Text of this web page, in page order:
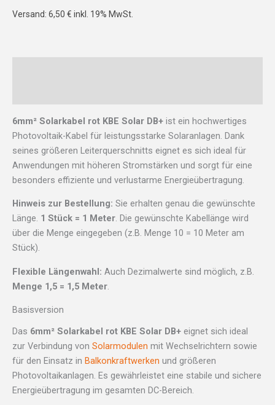
Versand: 6,50 € inkl. 19% MwSt.
6mm² Solarkabel rot KBE Solar DB+ ist ein hochwertiges
Photovoltaik-Kabel für leistungsstarke Solaranlagen. Dank
seines größeren Leiterquerschnitts eignet es sich ideal für
Anwendungen mit höheren Stromstärken und sorgt für eine
besonders effiziente und verlustarme Energieübertragung.
Hinweis zur Bestellung: Sie erhalten genau die gewünschte
Länge. 1 Stück = 1 Meter. Die gewünschte Kabellänge wird
über die Menge eingegeben (z.B. Menge 10 = 10 Meter am
Stück).
Flexible Längenwahl: Auch Dezimalwerte sind möglich, z.B.
Menge 1,5 = 1,5 Meter.
Basisversion
Das 6mm² Solarkabel rot KBE Solar DB+ eignet sich ideal
zur Verbindung von Solarmodulen mit Wechselrichtern sowie
für den Einsatz in Balkonkraftwerken und größeren
Photovoltaikanlagen. Es gewährleistet eine stabile und sichere
Energieübertragung im gesamten DC-Bereich.